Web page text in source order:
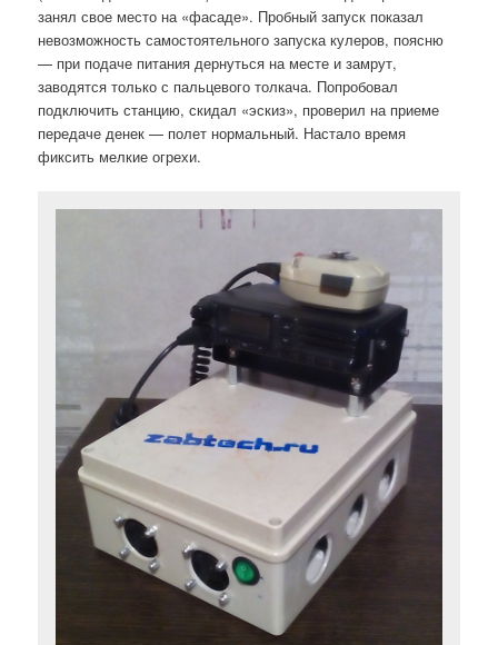
занял свое место на «фасаде». Пробный запуск показал
невозможность самостоятельного запуска кулеров, поясню
— при подаче питания дернуться на месте и замрут,
заводятся только с пальцевого толкача. Попробовал
подключить станцию, скидал «эскиз», проверил на приеме
передаче денек — полет нормальный. Настало время
фиксить мелкие огрехи.